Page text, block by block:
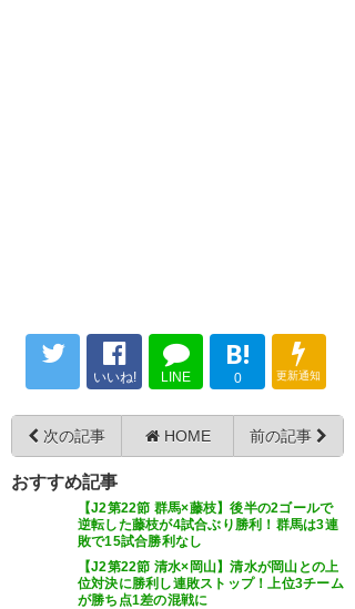
vs現1〜6位 ◯●
vs現16〜22位 ◯◯◯◯●◯
792 U-名無しさん2023/06/25(日) 21:43:57 jtokTWBZ0
こう見ると意外と悪くないな
まあ前監督が余りにも悲惨だったからそう見えるだ
けかもしれないけど
いいね! LINE
B!
0 更新通知
次の記事 HOME 前の記事
おすすめ記事
【J2第22節 群馬×藤枝】後半の2ゴールで
逆転した藤枝が4試合ぶり勝利！群馬は3連
敗で15試合勝利なし
【J2第22節 清水×岡山】清水が岡山との上
位対決に勝利し連敗ストップ！上位3チーム
が勝ち点1差の混戦に